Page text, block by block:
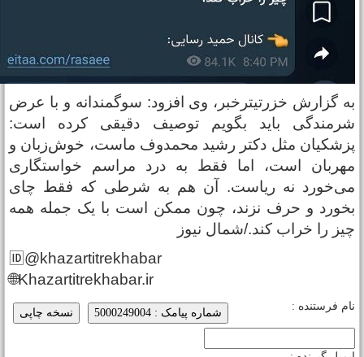
گزارش خزرتیترخبر، وی افزود: سوگمندانه و با عرض
باید بگویم توصیف دقیقی کرده است:
مثل دکتر رشید محمدوف ماست، خوش‌زبان و
است، اما فقط به درد مراسم خواستگاری
نه ریاست. آن هم به شرطی که فقط چای
و حرف نزند، چون ممکن است با یک جمله همه‌
را خراب کند./شمال نیوز
🆔@khazartitrekhabar
🌐Khazartitrekhabar.ir
نسخه چاپی شماره پیامک : 5000249004
فرستنده :